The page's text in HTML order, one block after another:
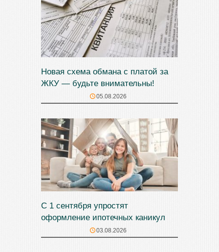
Новая схема обмана с платой за
ЖКУ — будьте внимательны!
05.08.2026
С 1 сентября упростят
оформление ипотечных каникул
03.08.2026